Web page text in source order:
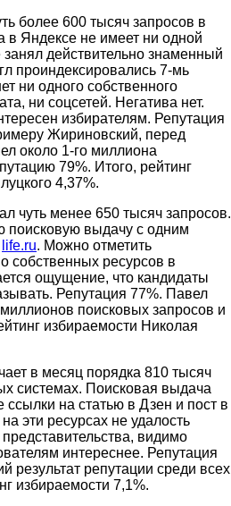
более 600 тысяч запросов в
в Яндексе не имеет ни одной
действительно знаменный
проиндексировались 7-мь
ни одного собственного
ни соцсетей. Негатива нет.
избирателям. Репутация
Жириновский, перед
около 1-го миллиона
79%. Итого, рейтинг
4,37%.
чуть менее 650 тысяч запросов.
поисковую выдачу с одним
life.ru. Можно отметить
собственных ресурсов в
ощущение, что кандидаты
Репутация 77%. Павел
поисковых запросов и
избираемости Николая
в месяц порядка 810 тысяч
системах. Поисковая выдача
на статью в Дзен и пост в
эти ресурсах не удалость
видимо
интереснее. Репутация
результат репутации среди всех
избираемости 7,1%.